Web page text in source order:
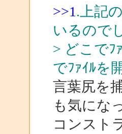
>>1.上記
いるので
> どこでﾌ
でﾌｧｲﾙを
言葉尻を
も気にな
コンスト